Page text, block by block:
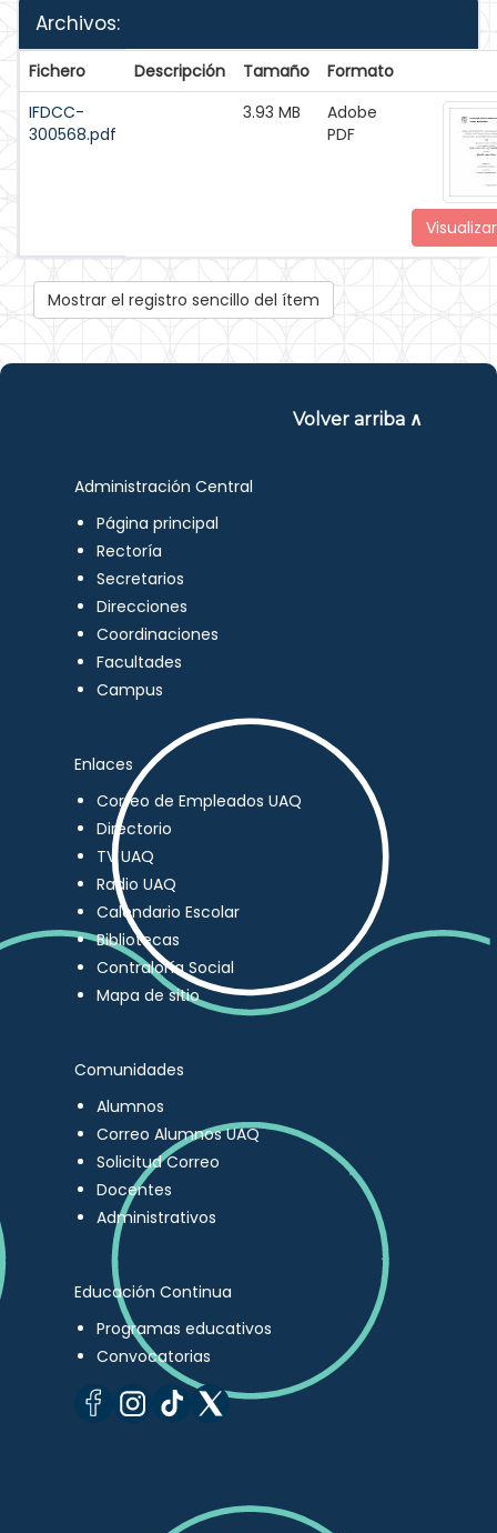
Archivos:
Fichero Descripción Tamaño
Formato
IFDCC-
300568.pdf
3.93 MB
Adobe
PDF
Mostrar el registro sencillo del ítem
Volver arriba ∧
Administración Central
Página principal
Rectoría
Secretarios
Direcciones
Coordinaciones
Facultades
Campus
Enlaces
Correo de Empleados UAQ
Directorio
TV UAQ
Radio UAQ
Calendario Escolar
Bibliotecas
Contraloría Social
Mapa de sitio
Comunidades
Alumnos
Correo Alumnos UAQ
Solicitud Correo
Docentes
Administrativos
Educación Continua
Programas educativos
Convocatorias